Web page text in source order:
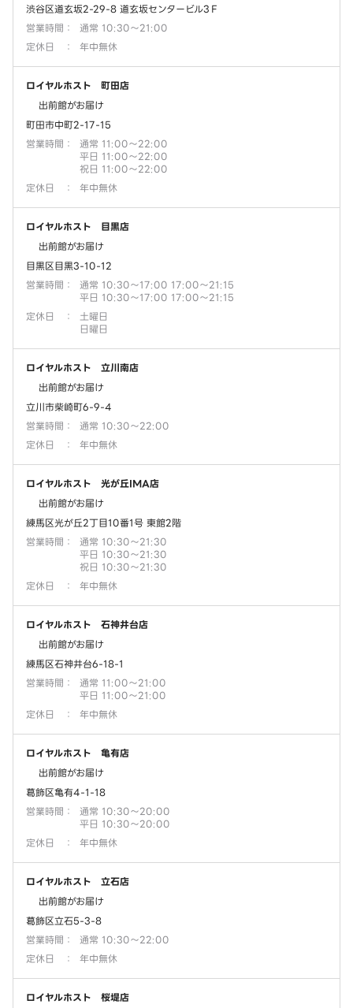
渋谷区道玄坂2-29-8 道玄坂センタービル3Ｆ
営業時間 ：
通常 10:30～21:00
定休日
： 年中無休
ロイヤルホスト 町田店
出前館がお届け
町田市中町2-17-15
営業時間 ：
通常 11:00～22:00
平日 11:00～22:00
祝日 11:00～22:00
定休日
： 年中無休
ロイヤルホスト 目黒店
出前館がお届け
目黒区目黒3-10-12
営業時間 ：
通常 10:30～17:00 17:00～21:15
平日 10:30～17:00 17:00～21:15
定休日
：
土曜日
日曜日
ロイヤルホスト 立川南店
出前館がお届け
立川市柴崎町6-9-4
営業時間 ：
通常 10:30～22:00
定休日
： 年中無休
ロイヤルホスト 光が丘IMA店
出前館がお届け
練馬区光が丘2丁目10番1号 東館2階
営業時間 ：
通常 10:30～21:30
平日 10:30～21:30
祝日 10:30～21:30
定休日
： 年中無休
ロイヤルホスト 石神井台店
出前館がお届け
練馬区石神井台6-18-1
営業時間 ：
通常 11:00～21:00
平日 11:00～21:00
定休日
： 年中無休
ロイヤルホスト 亀有店
出前館がお届け
葛飾区亀有4-1-18
営業時間 ：
通常 10:30～20:00
平日 10:30～20:00
定休日
： 年中無休
ロイヤルホスト 立石店
出前館がお届け
葛飾区立石5-3-8
営業時間 ：
通常 10:30～22:00
定休日
： 年中無休
ロイヤルホスト 桜堤店